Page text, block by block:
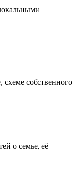
схеме собственного
о семье, её